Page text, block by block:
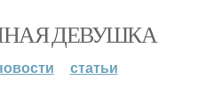
ДЕВУШКА
статьи